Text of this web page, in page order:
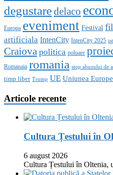
degustaredelaco
Europa eveniment Festival
artificiala IntenCity IntenCity 2025
Craiova politica poluare
Romanaia romania stop abuzului de
timp liber Trump UE Uniunea
Articole recente
Cultura Țestului în
6 august 2026
Cultura Țestului în Oltenia,